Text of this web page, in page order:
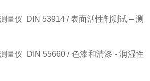
DIN 53914 / 表面活性剂测试 – 测
DIN 55660 / 色漆和清漆 - 润湿性